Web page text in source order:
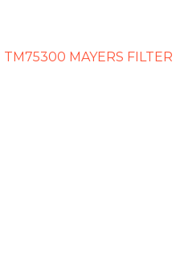
TM75300 MAYERS FILTER